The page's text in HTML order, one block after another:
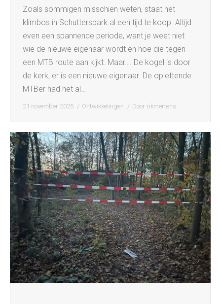
Zoals sommigen misschien weten, staat het
klimbos in Schutterspark al een tijd te koop. Altijd
even een spannende periode, want je weet niet
wie de nieuwe eigenaar wordt en hoe die tegen
een MTB route aan kijkt. Maar…. De kogel is door
de kerk, er is een nieuwe eigenaar. De oplettende
MTBer had het al…
21 november 2025 Ontwikkelingen Door rikmertens